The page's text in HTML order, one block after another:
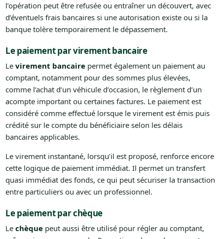
l’opération peut être refusée ou entraîner un découvert, avec
d’éventuels frais bancaires si une autorisation existe ou si la
banque tolère temporairement le dépassement.
Le paiement par virement bancaire
Le virement bancairepermet également un paiement au
comptant, notamment pour des sommes plus élevées,
comme l’achat d’un véhicule d’occasion, le règlement d’un
acompte important ou certaines factures. Le paiement est
considéré comme effectué lorsque le virement est émis puis
crédité sur le compte du bénéficiaire selon les délais
bancaires applicables.
Le virement instantané, lorsqu’il est proposé, renforce encore
cette logique de paiement immédiat. Il permet un transfert
quasi immédiat des fonds, ce qui peut sécuriser la transaction
entre particuliers ou avec un professionnel.
Le paiement par chèque
Le chèquepeut aussi être utilisé pour régler au comptant,